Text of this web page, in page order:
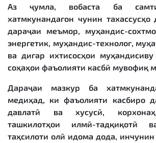
Аз ҷумла, вобаста ба
хатмкунандагон чунин
дараҷаи меъмор, муҳандис-
энергетик, муҳандис-технолог,
ва дигар ихтисосҳои
соҳаҳои фаъолияти касбӣ мувофиқ
Дараҷаи мазкур ба
медиҳад, ки фаъолияти касбиро
давлатӣ ва хусусӣ,
ташкилотҳои илмӣ-тадқиқотӣ
таҳсилоти олӣ идома дода,